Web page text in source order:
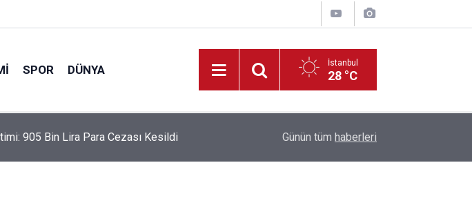
SPOR DÜNYA İstanbul
28 °C
905 Bin Lira Para Cezası Kesildi
Yakalandı
Günün tüm haberleri